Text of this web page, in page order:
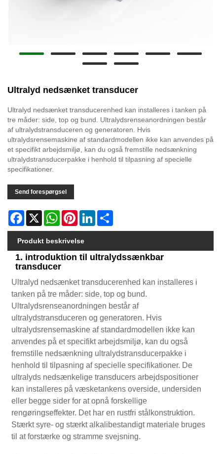
Ultralyd nedsænket transducer
Ultralyd nedsænket transducerenhed kan installeres i tanken på
tre måder: side, top og bund. Ultralydsrenseanordningen består
af ultralydstransduceren og generatoren. Hvis
ultralydsrensemaskine af standardmodellen ikke kan anvendes på
et specifikt arbejdsmiljø, kan du også fremstille nedsænkning
ultralydstransducerpakke i henhold til tilpasning af specielle
specifikationer.
Send forespørgsel
Facebook
X WhatsAppPinterestLinkedIn
Produkt beskrivelse
1. introduktion til ultralydssænkbar
transducer
Ultralyd nedsænket transducerenhed kan installeres i
tanken på tre måder: side, top og bund.
Ultralydsrenseanordningen består af
ultralydstransduceren og generatoren. Hvis
ultralydsrensemaskine af standardmodellen ikke kan
anvendes på et specifikt arbejdsmiljø, kan du også
fremstille nedsænkning ultralydstransducerpakke i
henhold til tilpasning af specielle specifikationer. De
ultralyds nedsænkelige transducers arbejdspositioner
kan installeres på væsketankens overside, undersiden
eller begge sider for at opnå forskellige
rengøringseffekter. Det har en rustfri stålkonstruktion.
Stærkt syre- og stærkt alkalibestandigt materiale bruges
til at forstærke og stramme svejsning.